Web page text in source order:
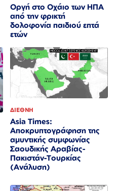
Οργή στο Οχάιο των ΗΠΑ
από την φρικτή
δολοφονία παιδιού επτά
ετών
ΔΙΕΘΝΗ
Asia Times:
Αποκρυπτογράφηση της
αμυντικής συμφωνίας
Σαουδικής Αραβίας-
Πακιστάν-Τουρκίας
(Ανάλυση)